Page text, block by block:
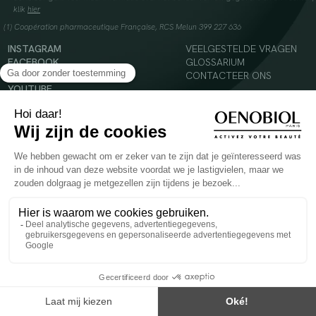
klik hier
(1) Coopération pharmaceutique Française, RCS Melun 399 227 636
INSTAGRAM
FACEBOOK
TIKTOK
YOUTUBE
VEELGESTELDE VRAGEN
GLOSSARIUM
CONTACTEER ONS
Voedingssupplement dat moet worden geconsumeerd als onderdeel van een gevarieerde,
evenwichtige voeding en een gezonde levensstijl. Aanbevolen dagelijkse dosis niet
overschrijden. Enkel voor volwassenen, buiten het bereik van kinderen houden.